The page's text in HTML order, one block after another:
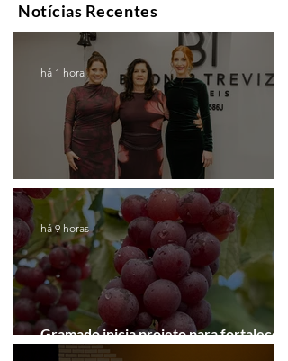
Notícias Recentes
Coluna de |Caxias
há 1 hora
Gramado inicia projeto para fortalecer a
Rota do Vinho
há 9 horas